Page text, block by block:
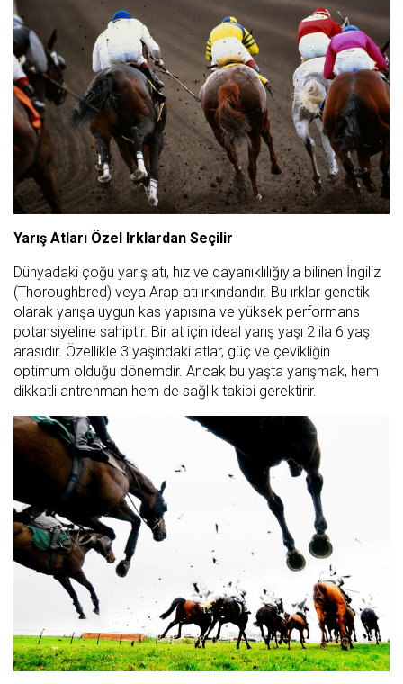
Yarış Atları Özel Irklardan Seçilir
Dünyadaki çoğu yarış atı, hız ve dayanıklılığıyla bilinen İngiliz
(Thoroughbred) veya Arap atı ırkındandır. Bu ırklar genetik
olarak yarışa uygun kas yapısına ve yüksek performans
potansiyeline sahiptir. Bir at için ideal yarış yaşı 2 ila 6 yaş
arasıdır. Özellikle 3 yaşındaki atlar, güç ve çevikliğin
optimum olduğu dönemdir. Ancak bu yaşta yarışmak, hem
dikkatli antrenman hem de sağlık takibi gerektirir.